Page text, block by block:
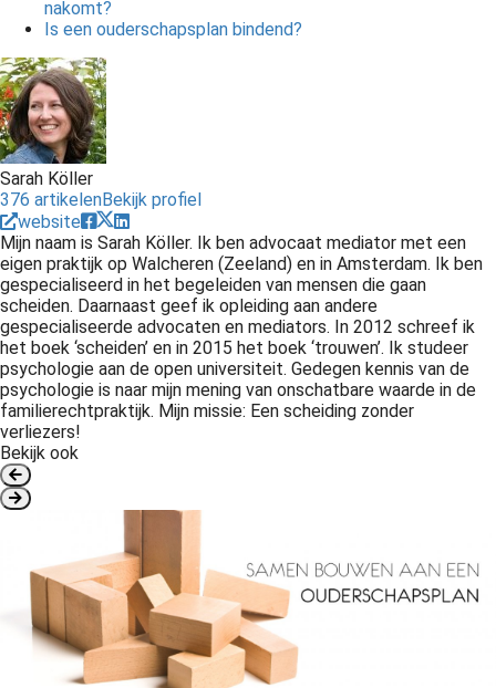
nakomt?
Is een ouderschapsplan bindend?
Sarah Köller
376 artikelenBekijk profiel
website
Mijn naam is Sarah Köller. Ik ben advocaat mediator met een
eigen praktijk op Walcheren (Zeeland) en in Amsterdam. Ik ben
gespecialiseerd in het begeleiden van mensen die gaan
scheiden. Daarnaast geef ik opleiding aan andere
gespecialiseerde advocaten en mediators. In 2012 schreef ik
het boek ‘scheiden’ en in 2015 het boek ‘trouwen’. Ik studeer
psychologie aan de open universiteit. Gedegen kennis van de
psychologie is naar mijn mening van onschatbare waarde in de
familierechtpraktijk. Mijn missie: Een scheiding zonder
verliezers!
Bekijk ook